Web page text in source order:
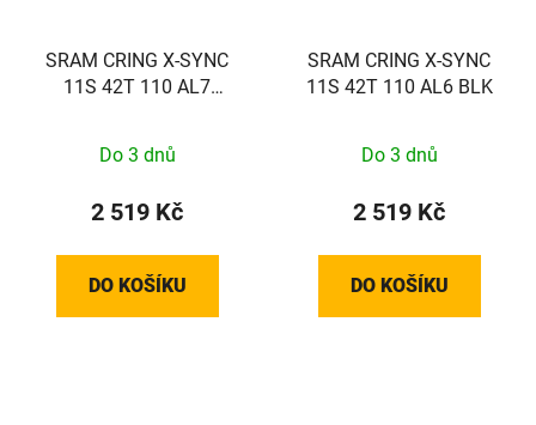
SRAM CRING X-SYNC
11S 42T 110 AL7
Do 3 dnů
2 519 Kč
DO KOŠÍKU
SRAM CRING X-SYNC
11S 42T 110 AL6 BLK
Do 3 dnů
2 519 Kč
DO KOŠÍKU